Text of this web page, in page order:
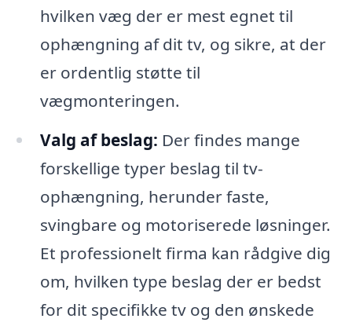
hvilken væg der er mest egnet til
ophængning af dit tv, og sikre, at der
er ordentlig støtte til
vægmonteringen.
Valg af beslag: Der findes mange
forskellige typer beslag til tv-
ophængning, herunder faste,
svingbare og motoriserede løsninger.
Et professionelt firma kan rådgive dig
om, hvilken type beslag der er bedst
for dit specifikke tv og den ønskede